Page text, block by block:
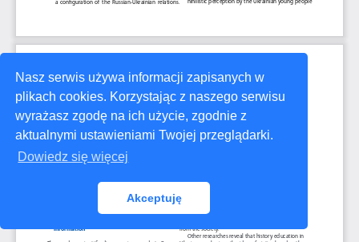
Nasz serwis używa informacji zapisanych w
plikach cookies. Korzystając z naszego serwisu
wyrażasz zgodę na ich użycie, zgodnie z
aktualnymi ustawieniami Twojej przeglądarki.
Dowiedz się więcej
Akceptuję